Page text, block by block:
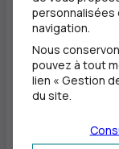
mécénat
rénovation
grands
la gloire du
navigation.
Nous
pouvez à tout
lien « Gestion
du site.